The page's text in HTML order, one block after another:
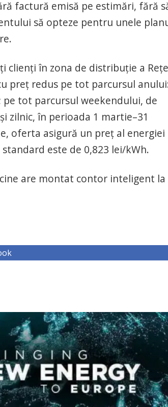
factură emisă pe estimări, fără
să opteze pentru unele
clienți în zona de distribuție a
preț redus pe tot parcursul
pe tot parcursul weekendului, de
zilnic, în perioada 1 martie–31
oferta asigură un preț al energiei
este de 0,823 lei/kWh.
are montat contor inteligent la